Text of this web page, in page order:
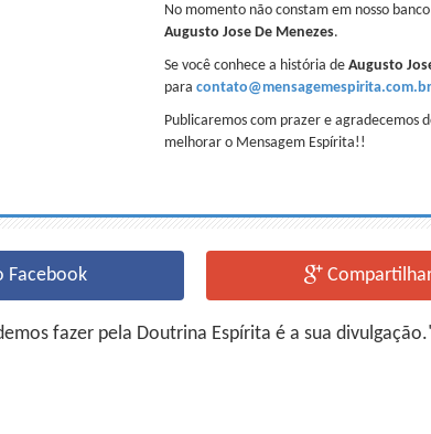
No momento não constam em nosso
Augusto Jose De Menezes.
Se você conhece a história de Augusto
para contato@mensagemespirita.com.br
Publicaremos com prazer e agradecemos
melhorar o Mensagem Espírita!!
Facebook
fazer pela Doutrina Espírita é a sua